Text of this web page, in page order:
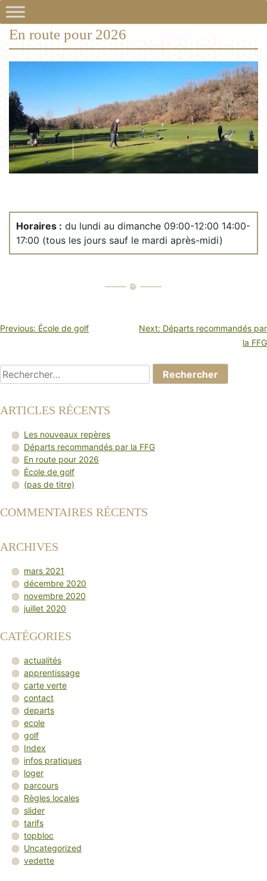
En route pour 2026
Horaires : du lundi au dimanche 09:00-12:00 14:00-
17:00 (tous les jours sauf le mardi après-midi)
NAVIGATION
Previous: École de golf Next: Départs recommandés par
la FFG
Rechercher :
ARTICLES RÉCENTS
Les nouveaux repères
Départs recommandés par la FFG
En route pour 2026
École de golf
(pas de titre)
COMMENTAIRES RÉCENTS
ARCHIVES
mars 2021
décembre 2020
novembre 2020
juillet 2020
CATÉGORIES
actualités
apprentissage
carte verte
contact
departs
ecole
golf
Index
infos pratiques
loger
parcours
Règles locales
slider
tarifs
topbloc
Uncategorized
vedette